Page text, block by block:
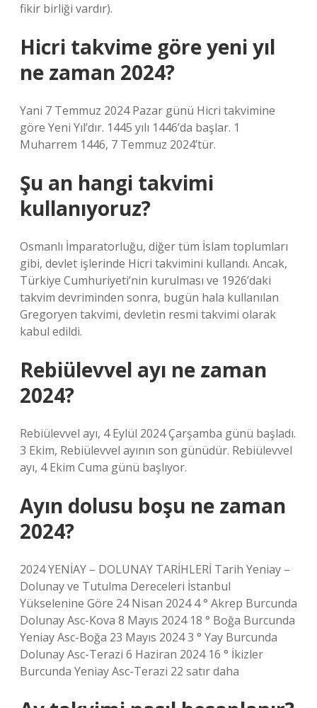
fikir birliği vardır).
Hicri takvime göre yeni yıl
ne zaman 2024?
Yani 7 Temmuz 2024 Pazar günü Hicri takvimine
göre Yeni Yıl’dır. 1445 yılı 1446’da başlar. 1
Muharrem 1446, 7 Temmuz 2024’tür.
Şu an hangi takvimi
kullanıyoruz?
Osmanlı İmparatorluğu, diğer tüm İslam toplumları
gibi, devlet işlerinde Hicri takvimini kullandı. Ancak,
Türkiye Cumhuriyeti’nin kurulması ve 1926’daki
takvim devriminden sonra, bugün hala kullanılan
Gregoryen takvimi, devletin resmi takvimi olarak
kabul edildi.
Rebiülevvel ayı ne zaman
2024?
Rebiülevvel ayı, 4 Eylül 2024 Çarşamba günü başladı.
3 Ekim, Rebiülevvel ayının son günüdür. Rebiülevvel
ayı, 4 Ekim Cuma günü başlıyor.
Ayın dolusu boşu ne zaman
2024?
2024 YENİAY – DOLUNAY TARİHLERİ Tarih Yeniay –
Dolunay ve Tutulma Dereceleri İstanbul
Yükselenine Göre 24 Nisan 2024 4 ° Akrep Burcunda
Dolunay Asc-Kova 8 Mayıs 2024 18 ° Boğa Burcunda
Yeniay Asc-Boğa 23 Mayıs 2024 3 ° Yay Burcunda
Dolunay Asc-Terazi 6 Haziran 2024 16 ° İkizler
Burcunda Yeniay Asc-Terazi 22 satır daha